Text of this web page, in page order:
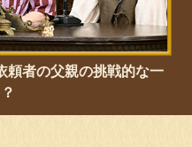
頼者の父親の挑戦的な一